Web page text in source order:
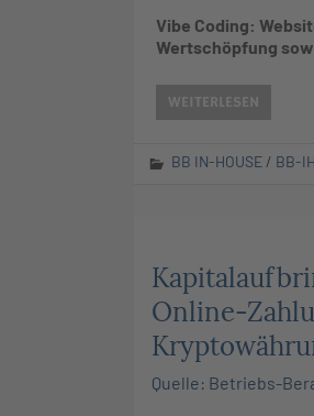
Vibe Coding:
Wertschöpfung
WEITERLESEN
BB IN-HOUSE / BB-
Online-
Quelle: Betriebs-